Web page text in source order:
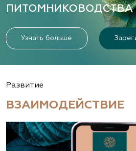
ПИТОМНИКОВОДСТВА
Узнать больше
Развитие
ВЗАИМОДЕЙСТВИЕ